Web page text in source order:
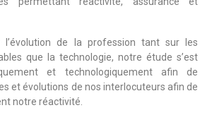
l’évolution de la profession tant sur les
que la technologie, notre étude s’est
et technologiquement afin de
et évolutions de nos interlocuteurs afin de
notre réactivité.